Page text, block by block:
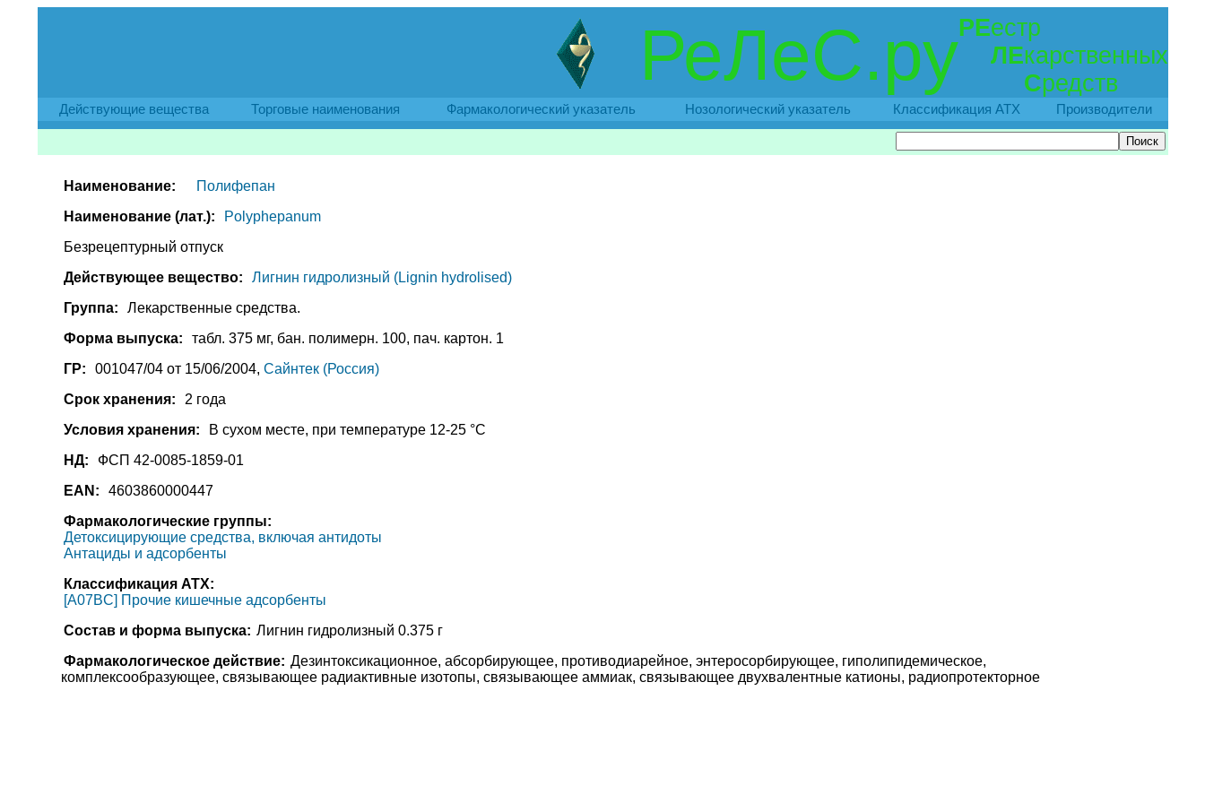
РеЛеС.руРЕестр
ЛЕкарственных
Средств
Действующие вещества Торговые наименования Фармакологический указатель Нозологический указатель Классификация АТХ Производители
Наименование:
Полифепан
Наименование (лат.):
Polyphepanum
Безрецептурный отпуск
Действующее вещество:
Лигнин гидролизный (Lignin hydrolised)
Группа:
Лекарственные средства.
Форма выпуска:
табл. 375 мг, бан. полимерн. 100, пач. картон. 1
ГР:
001047/04 от 15/06/2004, Сайнтек (Россия)
Срок хранения:
2 года
Условия хранения:
В сухом месте, при температуре 12-25 °C
НД:
ФСП 42-0085-1859-01
EAN:
4603860000447
Фармакологические группы:
Детоксицирующие средства, включая антидоты
Антациды и адсорбенты
Классификация АТХ:
[A07BC] Прочие кишечные адсорбенты
Состав и форма выпуска: Лигнин гидролизный 0.375 г
Фармакологическое действие: Дезинтоксикационное, абсорбирующее, противодиарейное, энтеросорбирующее, гиполипидемическое,
комплексообразующее, связывающее радиактивные изотопы, связывающее аммиак, связывающее двухвалентные катионы, радиопротекторное